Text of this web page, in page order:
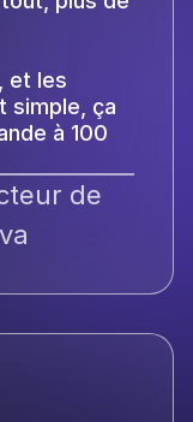
et les
simple, ça
à 100
de